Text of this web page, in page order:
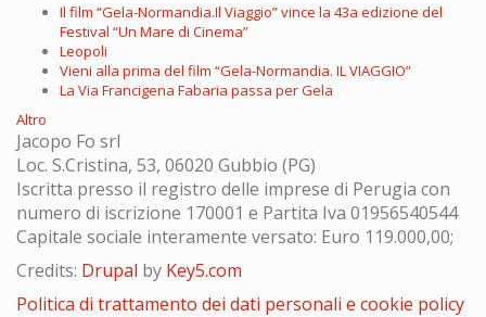
Il film “Gela-Normandia.Il Viaggio” vince la 43a edizione del
Festival “Un Mare di Cinema”
Leopoli
Vieni alla prima del film “Gela-Normandia. IL VIAGGIO”
La Via Francigena Fabaria passa per Gela
Altro
Jacopo Fo srl
Loc. S.Cristina, 53, 06020 Gubbio (PG)
Iscritta presso il registro delle imprese di Perugia con
numero di iscrizione 170001 e Partita Iva 01956540544
Capitale sociale interamente versato: Euro 119.000,00;
Credits: Drupal by Key5.com
Politica di trattamento dei dati personali e cookie policy